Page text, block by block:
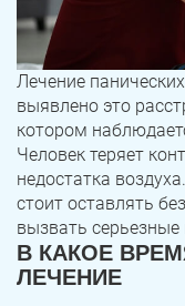
Лечение
выявлено это
котором
Человек теряет
недостатка
стоит оставлять
вызвать серьезные
В КАКОЕ
ЛЕЧЕНИЕ